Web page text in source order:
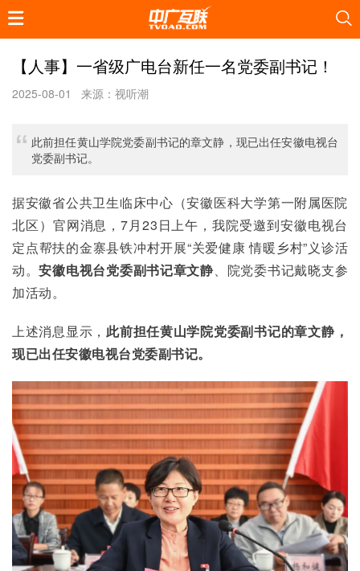
【人事】一省级广电台新任一名党委副书记！
2025-08-01 来源：视听潮
此前担任黄山学院党委副书记的章文静，现已出任安徽电视台
党委副书记。
据安徽省公共卫生临床中心（安徽医科大学第一附属医院
北区）官网消息，7月23日上午，我院受邀到安徽电视台
定点帮扶的金寨县铁冲村开展“关爱健康 情暖乡村”义诊活
动。安徽电视台党委副书记章文静、院党委书记戴晓支参
加活动。
上述消息显示，此前担任黄山学院党委副书记的章文静，
现已出任安徽电视台党委副书记。